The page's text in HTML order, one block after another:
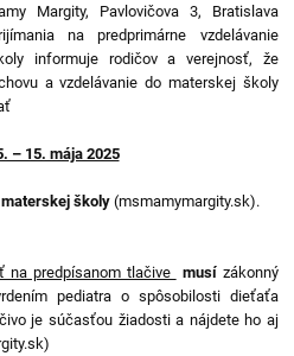
Margity, Pavlovičova 3, Bratislava
na predprimárne vzdelávanie
informuje rodičov a verejnosť, že
a vzdelávanie do materskej školy
– 15. mája 2025
školy(msmamymargity.sk).
na predpísanom tlačive musízákonný
pediatra o spôsobilosti dieťaťa
je súčasťou žiadosti a nájdete ho aj